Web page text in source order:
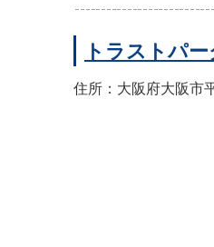
トラストパ
住所：大阪府大阪市